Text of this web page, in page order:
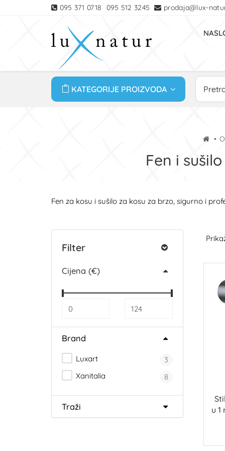
095 371 0718 095 512 3245 prodaja@lux-
KATEGORIJE PROIZVODA
Fen i
Fen za kosu i sušilo za kosu za brzo, sigurno i
Filter
Cijena (€)
Brand
Luxart
3
Xanitalia
8
Traži
u